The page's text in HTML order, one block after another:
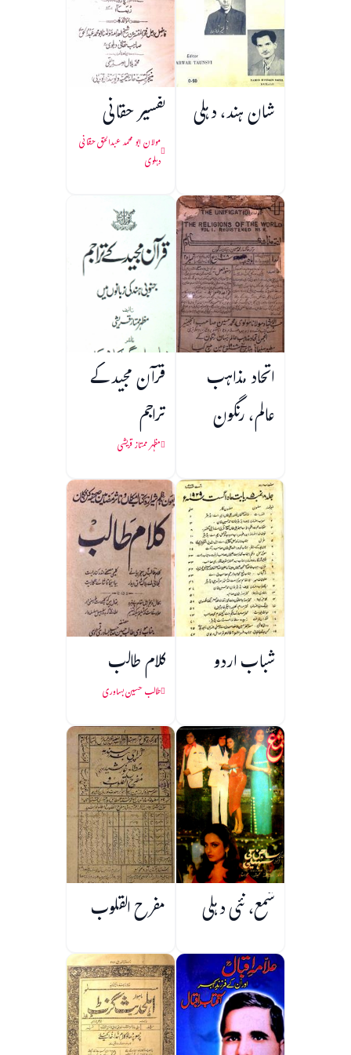
شان ہند، دہلی تفسیر حقانی
مولان ابو محمد عبدالحق حقانی
دہلوی
اتحاد مذاہب
عالم، رنگون
قرآن مجید کے
تراجم
مظہر ممتاز قریشی
شباب اردو کلام طالب
طالب حسین بساوری
شمع، نئی دہلی مفرح القلوب